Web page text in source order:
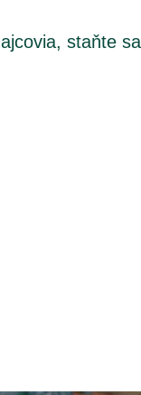
staňte